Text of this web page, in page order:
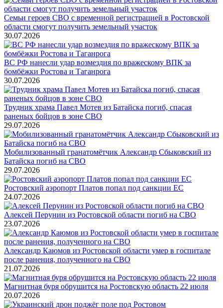
Семьи героев СВО с временной регистрацией в Ростовской
области смогут получить земельный участок
30.07.2026
ВС РФ нанесли удар возмездия по вражескому ВПК за
бомбёжки Ростова и Таганрога
30.07.2026
Трудник храма Павел Мотев из Батайска погиб, спасая
раненых бойцов в зоне СВО
29.07.2026
Мобилизованный гранатомётчик Александр Сбыковский из
Батайска погиб на СВО
29.07.2026
Ростовский аэропорт Платов попал под санкции ЕС
24.07.2026
Алексей Перунин из Ростовской области погиб на СВО
23.07.2026
Александр Каюмов из Ростовской области умер в госпитале
после ранения, полученного на СВО
21.07.2026
Магнитная буря обрушится на Ростовскую область 22 июля
20.07.2026